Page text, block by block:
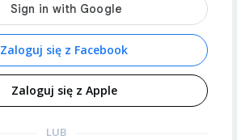
Zaloguj się z Facebook
Zaloguj się z Apple
LUB